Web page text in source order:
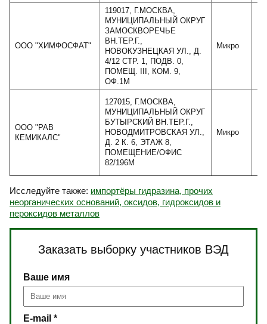
ООО "ХИМФОСФАТ"
119017, Г.МОСКВА,
МУНИЦИПАЛЬНЫЙ ОКРУГ
ЗАМОСКВОРЕЧЬЕ
ВН.ТЕР.Г.,
НОВОКУЗНЕЦКАЯ УЛ., Д.
4/12 СТР. 1, ПОДВ. 0,
ПОМЕЩ. III, КОМ. 9,
ОФ.1М
Микро
ООО "РАВ
КЕМИКАЛС"
127015, Г.МОСКВА,
МУНИЦИПАЛЬНЫЙ ОКРУГ
БУТЫРСКИЙ ВН.ТЕР.Г.,
НОВОДМИТРОВСКАЯ УЛ.,
Д. 2 К. 6, ЭТАЖ 8,
ПОМЕЩЕНИЕ/ОФИС
82/196М
Микро
Исследуйте также: импортёры гидразина, прочих
неорганических оснований, оксидов, гидроксидов и
пероксидов металлов
Заказать выборку участников ВЭД
Ваше имя
E-mail *